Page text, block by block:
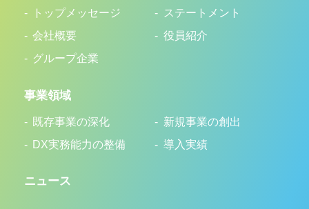
トップメッセージ
ステートメント
会社概要
役員紹介
グループ企業
事業領域
既存事業の深化
新規事業の創出
DX実務能力の整備
導入実績
ニュース